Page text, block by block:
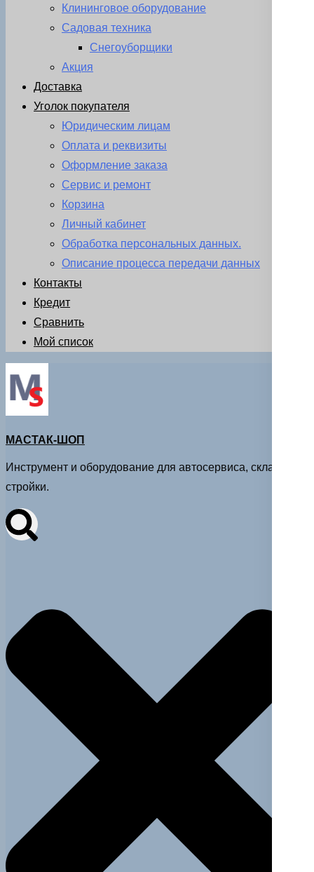
Клининговое оборудование
Садовая техника
Снегоуборщики
Акция
Доставка
Уголок покупателя
Юридическим лицам
Оплата и реквизиты
Оформление заказа
Сервис и ремонт
Корзина
Личный кабинет
Обработка персональных данных.
Описание процесса передачи данных
Контакты
Кредит
Сравнить
Мой список
МАСТАК-ШОП
Инструмент и оборудование для автосервиса, склада и
стройки.